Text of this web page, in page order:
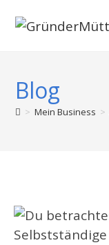
Inhalt
Blog
> Mein Business >